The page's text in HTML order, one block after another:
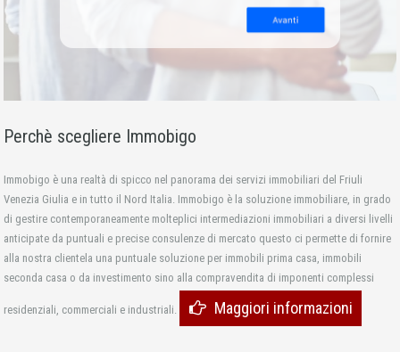
Perchè scegliere Immobigo
Immobigo è una realtà di spicco nel panorama dei servizi immobiliari del Friuli
Venezia Giulia e in tutto il Nord Italia. Immobigo è la soluzione immobiliare, in grado
di gestire contemporaneamente molteplici intermediazioni immobiliari a diversi livelli
anticipate da puntuali e precise consulenze di mercato questo ci permette di fornire
alla nostra clientela una puntuale soluzione per immobili prima casa, immobili
seconda casa o da investimento sino alla compravendita di imponenti complessi
residenziali, commerciali e industriali. Maggiori informazioni